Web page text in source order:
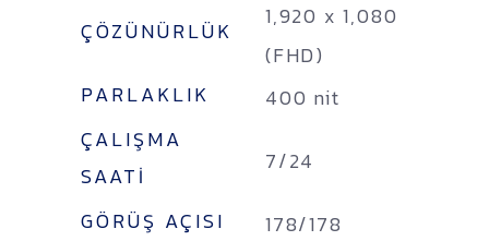
ÇÖZÜNÜRLÜK
1,920 x 1,080
(FHD)
PARLAKLIK
400 nit
ÇALIŞMA
SAATI
7/24
GÖRÜŞ AÇISI
178/178